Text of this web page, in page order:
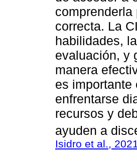
correcta. La
habilidades,
evaluación, y
manera
es importante
enfrentarse
recursos y
ayuden a
Isidro et al.,